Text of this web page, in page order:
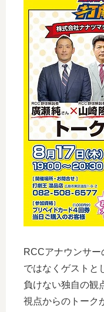
RCCアナウンサ
ではなくゲストと
負けない独自の観
視点からのトーク